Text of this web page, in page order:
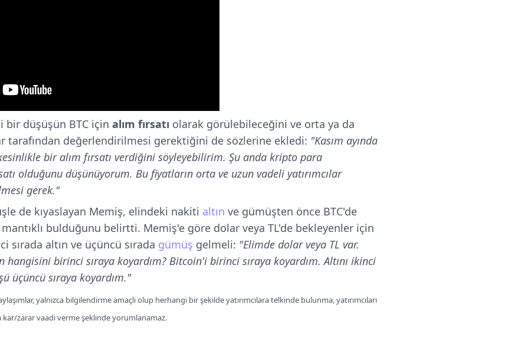
bir düşüşün BTC için alım fırsatı olarak görülebileceğini ve orta ya da
tarafından değerlendirilmesi gerektiğini de sözlerine ekledi: "Kasım ayında
bir alım fırsatı verdiğini söyleyebilirim. Şu anda kripto para
olduğunu düşünüyorum. Bu fiyatların orta ve uzun vadeli yatırımcılar
gerek."
de kıyaslayan Memiş, elindeki nakiti altın ve gümüşten önce BTC'de
bulduğunu belirtti. Memiş'e göre dolar veya TL'de bekleyenler için
sırada altın ve üçüncü sırada gümüş gelmeli: "Elimde dolar veya TL var.
hangisini birinci sıraya koyardım? Bitcoin'i birinci sıraya koyardım. Altını ikinci
üçüncü sıraya koyardım."
yalnızca bilgilendirme amaçlı olup herhangi bir şekilde yatırımcılara telkinde bulunma, yatırımcıları
kar/zarar vaadi verme şeklinde yorumlanamaz.